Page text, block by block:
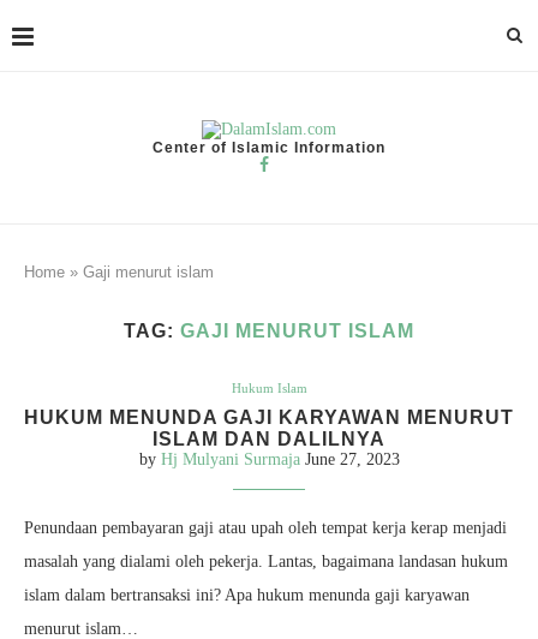
Center of Islamic Information
Home » Gaji menurut islam
TAG: GAJI MENURUT ISLAM
Hukum Islam
HUKUM MENUNDA GAJI KARYAWAN MENURUT
ISLAM DAN DALILNYA
by Hj Mulyani Surmaja June 27, 2023
Penundaan pembayaran gaji atau upah oleh tempat kerja kerap menjadi
masalah yang dialami oleh pekerja. Lantas, bagaimana landasan hukum
islam dalam bertransaksi ini? Apa hukum menunda gaji karyawan
menurut islam…